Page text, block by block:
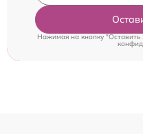
Нажимая на кнопку